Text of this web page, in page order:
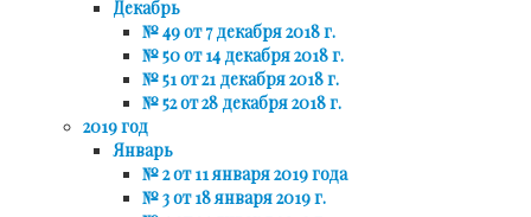
Декабрь
№ 49 от 7 декабря 2018 г.
№ 50 от 14 декабря 2018 г.
№ 51 от 21 декабря 2018 г.
№ 52 от 28 декабря 2018 г.
2019 год
Январь
№ 2 от 11 января 2019 года
№ 3 от 18 января 2019 г.